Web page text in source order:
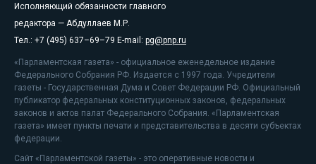
Исполняющий обязанности главного
редактора — Абдуллаев М.Р.
Тел.: +7 (495) 637–69–79 E-mail: pg@pnp.ru
«Парламентская газета» - официальное еженедельное издание
Федерального Собрания РФ. Издается с 1997 года. Учредители
газеты - Государственная Дума и Совет Федерации РФ. Официальный
публикатор федеральных конституционных законов, федеральных
законов и актов палат Федерального Собрания. «Парламентская
газета» имеет пункты печати и представительства в десяти субъектах
федерации.
Сайт «Парламентской газеты» - это оперативные новости и